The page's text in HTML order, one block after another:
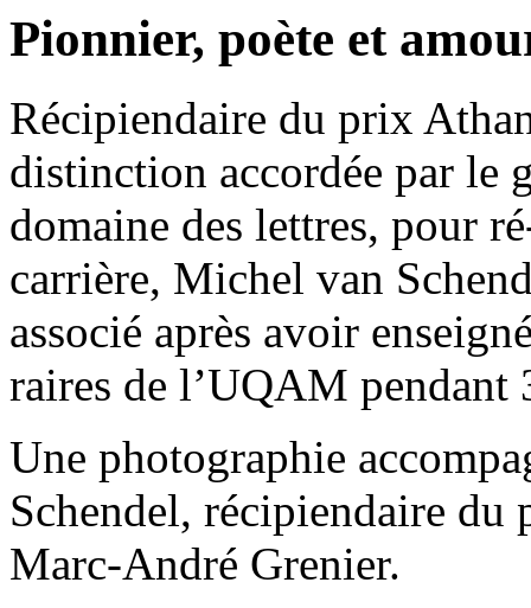
Pionnier, poète et
Récipiendaire du prix
distinction accordée par le
domaine des lettres, pour
carrière, Michel van
associé après avoir
raires de l’UQAM
Une photographie
Schendel, récipiendaire
Marc-André Grenier.